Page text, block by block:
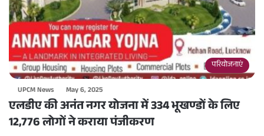
परियोजनाएं
UPCM News May 6, 2025
एलडीए की अनंत नगर योजना में 334 भूखण्डों के लिए
12,776 लोगों ने कराया पंजीकरण